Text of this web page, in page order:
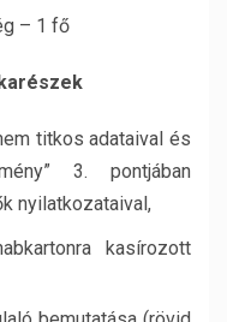
– 1 fő
titkos adataival és
3. pontjában
nyilatkozataival,
kasírozott